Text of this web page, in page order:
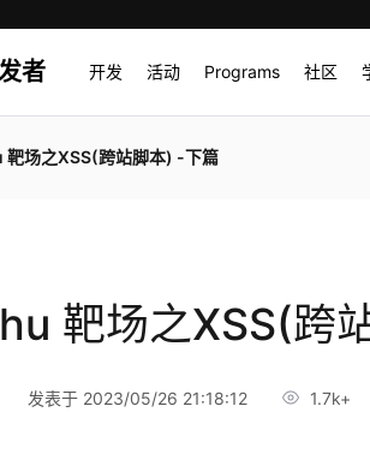
者 开发 活动 Programs 社区
场之XSS(跨站脚本) -下篇
靶场之XSS(跨
发表于 2023/05/26 21:18:12 1.7k+